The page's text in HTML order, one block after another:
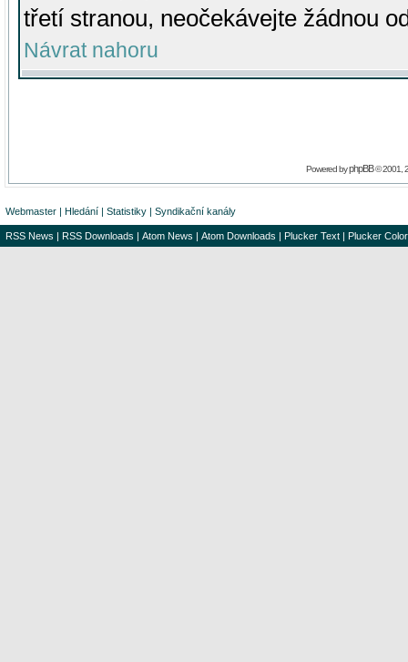
třetí stranou, neočekávejte žádnou
Návrat nahoru
Powered byphpBB© 2001,
Webmaster | Hledání | Statistiky | Syndikační kanály
RSS News | RSS Downloads | Atom News | Atom Downloads | Plucker Text | Plucker Color